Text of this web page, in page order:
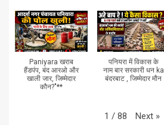
Paniyara खराब
हैंडपंप, बंद आरओ और
खाली जार, जिम्मेदार
कौन?"**
पनियरा में विकास के
नाम बार सरकारी धन ka
बंदरबाट , जिम्मेदार मौन
1 / 88 Next »